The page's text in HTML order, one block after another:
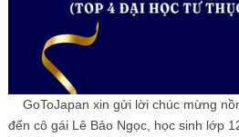
GoToJapan xin gửi lời chúc mừng
đến cô gái Lê Bảo Ngọc, học sinh lớp